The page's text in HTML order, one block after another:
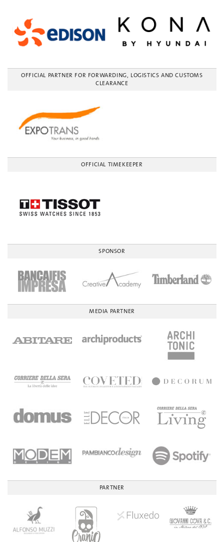
OFFICIAL PARTNER FOR FORWARDING, LOGISTICS AND CUSTOMS
CLEARANCE
OFFICIAL TIMEKEEPER
SPONSOR
MEDIA PARTNER
PARTNER